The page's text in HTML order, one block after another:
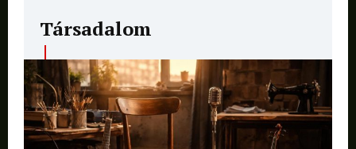
Társadalom